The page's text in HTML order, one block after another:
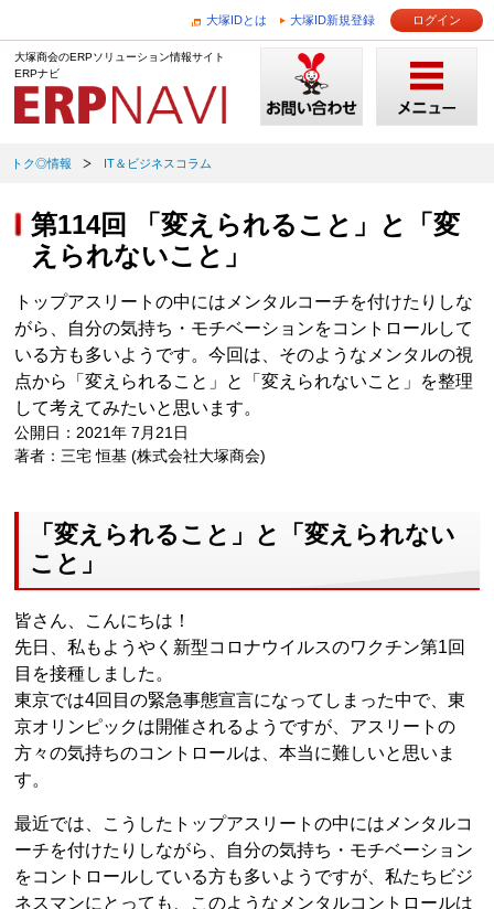
大塚IDとは 大塚ID新規登録 ログイン
大塚商会のERPソリューション情報サイト
ERPナビ
トク◎情報 IT＆ビジネスコラム
第114回 「変えられること」と「変
えられないこと」
トップアスリートの中にはメンタルコーチを付けたりしな
がら、自分の気持ち・モチベーションをコントロールして
いる方も多いようです。今回は、そのようなメンタルの視
点から「変えられること」と「変えられないこと」を整理
して考えてみたいと思います。
公開日：2021年 7月21日
著者：三宅 恒基 (株式会社大塚商会)
「変えられること」と「変えられない
こと」
皆さん、こんにちは！
先日、私もようやく新型コロナウイルスのワクチン第1回
目を接種しました。
東京では4回目の緊急事態宣言になってしまった中で、東
京オリンピックは開催されるようですが、アスリートの
方々の気持ちのコントロールは、本当に難しいと思いま
す。
最近では、こうしたトップアスリートの中にはメンタルコ
ーチを付けたりしながら、自分の気持ち・モチベーション
をコントロールしている方も多いようですが、私たちビジ
ネスマンにとっても、このようなメンタルコントロールは